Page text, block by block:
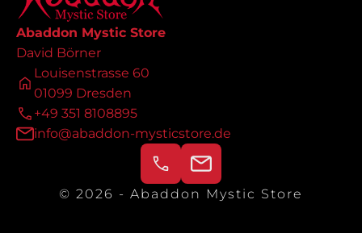
Abaddon Mystic Store
David Börner
Louisenstrasse 60
01099 Dresden
+49 351 8108895
info@abaddon-mysticstore.de
© 2026 - Abaddon Mystic Store